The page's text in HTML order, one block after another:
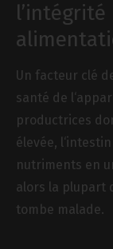
Un facteur clé
santé de
productrices
élevée,
nutriments en
alors la plupart
tombe malade.